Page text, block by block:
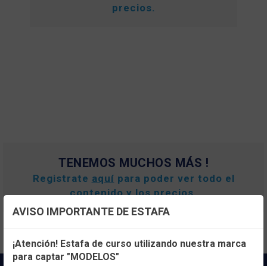
precios.
TENEMOS MUCHOS MÁS !
Registrate aquí para poder ver todo el
contenido y los precios.
Configuración de cookies
Utilizamos cookies propias y de terceros, de sesión o
AVISO IMPORTANTE DE ESTAFA
¡Atención! Estafa de curso utilizando nuestra marca
para captar "MODELOS"